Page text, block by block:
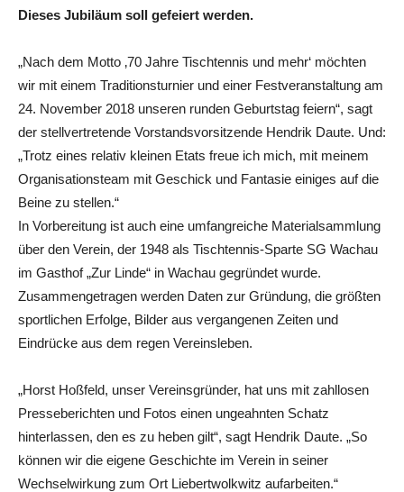
Dieses Jubiläum soll gefeiert werden.
„Nach dem Motto ‚70 Jahre Tischtennis und mehr‘ möchten
wir mit einem Traditionsturnier und einer Festveranstaltung am
24. November 2018 unseren runden Geburtstag feiern“, sagt
der stellvertretende Vorstandsvorsitzende Hendrik Daute. Und:
„Trotz eines relativ kleinen Etats freue ich mich, mit meinem
Organisationsteam mit Geschick und Fantasie einiges auf die
Beine zu stellen.“
In Vorbereitung ist auch eine umfangreiche Materialsammlung
über den Verein, der 1948 als Tischtennis-Sparte SG Wachau
im Gasthof „Zur Linde“ in Wachau gegründet wurde.
Zusammengetragen werden Daten zur Gründung, die größten
sportlichen Erfolge, Bilder aus vergangenen Zeiten und
Eindrücke aus dem regen Vereinsleben.
„Horst Hoßfeld, unser Vereinsgründer, hat uns mit zahllosen
Presseberichten und Fotos einen ungeahnten Schatz
hinterlassen, den es zu heben gilt“, sagt Hendrik Daute. „So
können wir die eigene Geschichte im Verein in seiner
Wechselwirkung zum Ort Liebertwolkwitz aufarbeiten.“